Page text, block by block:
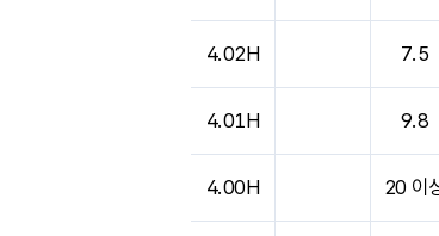
4.02H 7.5
4.01H 9.8
4.00H 20 이